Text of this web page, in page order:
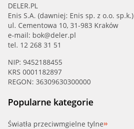
DELER.PL
Enis S.A. (dawniej: Enis sp. z o.o. sp.k.)
ul. Cementowa 10, 31-983 Kraków
e-mail: bok@deler.pl
tel. 12 268 31 51
NIP: 9452188455
KRS 0001182897
REGON: 36309630300000
Popularne kategorie
Światła przeciwmgielne tylne